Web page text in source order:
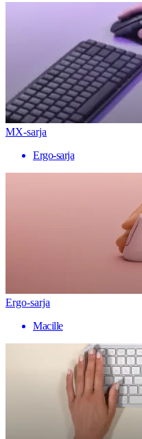
MX-sarja
Ergo-sarja
Ergo-sarja
Macille